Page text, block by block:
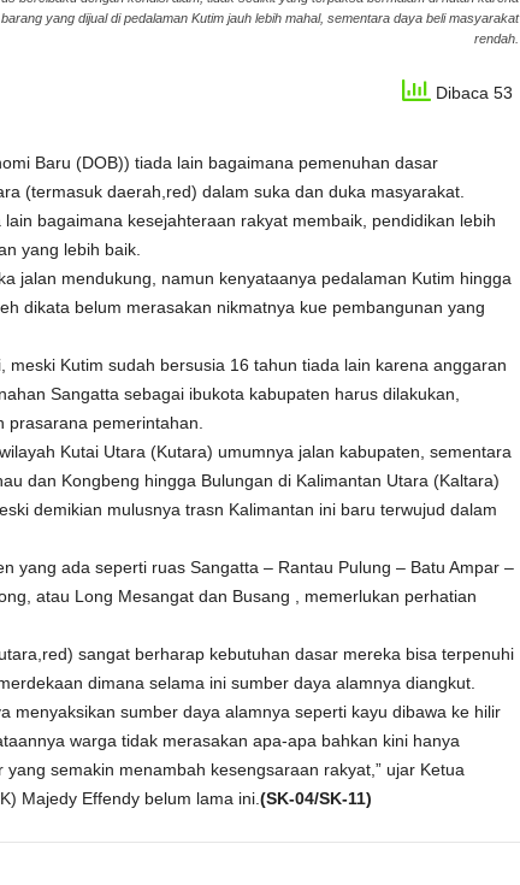
yang dijual di pedalaman Kutim jauh lebih mahal, sementara daya beli masyarakat
rendah.
Dibaca 53
Baru (DOB)) tiada lain bagaimana pemenuhan dasar
(termasuk daerah,red) dalam suka dan duka masyarakat.
bagaimana kesejahteraan rakyat membaik, pendidikan lebih
yang lebih baik.
jalan mendukung, namun kenyataanya pedalaman Kutim hingga
dikata belum merasakan nikmatnya kue pembangunan yang
meski Kutim sudah bersusia 16 tahun tiada lain karena anggaran
Sangatta sebagai ibukota kabupaten harus dilakukan,
pemerintahan.
Kutai Utara (Kutara) umumnya jalan kabupaten, sementara
dan Kongbeng hingga Bulungan di Kalimantan Utara (Kaltara)
demikian mulusnya trasn Kalimantan ini baru terwujud dalam
yang ada seperti ruas Sangatta – Rantau Pulung – Batu Ampar –
atau Long Mesangat dan Busang , memerlukan perhatian
sangat berharap kebutuhan dasar mereka bisa terpenuhi
dimana selama ini sumber daya alamnya diangkut.
menyaksikan sumber daya alamnya seperti kayu dibawa ke hilir
warga tidak merasakan apa-apa bahkan kini hanya
semakin menambah kesengsaraan rakyat,” ujar Ketua
Majedy Effendy belum lama ini. (SK-04/SK-11)